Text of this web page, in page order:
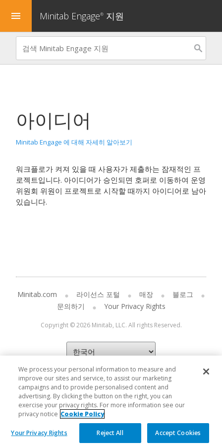
menu Minitab Engage® 지원
아이디어
Minitab Engage 에 대해 자세히 알아보기
워크플로가 켜져 있을 때 사용자가 제출하는 잠재적인 프
로젝트입니다. 아이디어가 승인되면 호퍼로 이동하여 운영
위원회 위원이 프로젝트로 시작할 때까지 아이디어로 남아
있습니다.
Minitab.com 라이선스 포털 매장
블로그
문의하기
Your Privacy Rights
Copyright © 2026 Minitab, LLC. All rights Reserved.
We process your personal information to measure and
improve our sites and service, to assist our marketing
campaigns and to provide personalised content and
advertising. By clicking the button on the right, you can
exercise your privacy rights. For more information see our
privacy notice Cookie Policy
Your Privacy Rights Reject All Accept Cookies